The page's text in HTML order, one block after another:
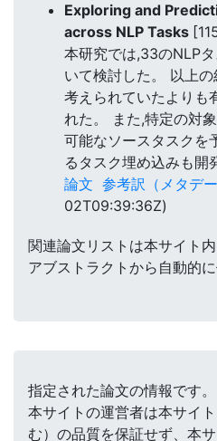
Exploring and
across NLP Tasks
本研究では,33のNLP
いて検討した。 以上
考えられていたよりも
れた。 また,特定の対
可能なソースタスクを
るタスク埋め込みも開
論文 参考訳（メタデー
02T09:39:36Z)
関連論文リストは本サイト
アブストラクトから自動的に
指定された論文の情報です。
本サイトの運営者は本サイ
む）の品質を保証せず、本